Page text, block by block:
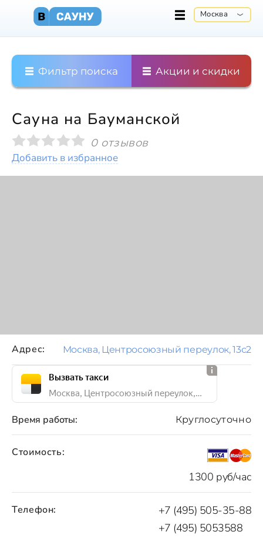
Москва
Фильтр поиска Акции и скидки
Сауна на Бауманской
0 отзывов
Добавить в избранное
Стоимость:
1300 руб/час
Время работы: Круглосуточно
Телефон:
+7 (495) 505-35-88
+7 (495) 5053588
Адрес: Москва, Центросоюзный переулок, 13с2
Вызвать такси
Москва, Центросоюзный переулок, 13с2